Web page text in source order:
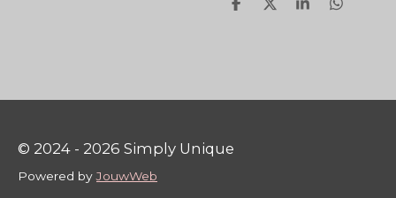
D
D
S
D
© 2024 - 2026 Simply Unique
Powered byJouwWeb